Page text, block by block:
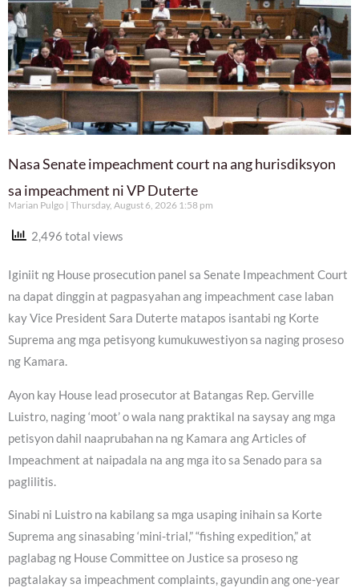
Nasa Senate impeachment court na ang hurisdiksyon
sa impeachment ni VP Duterte
Marian Pulgo Thursday, August 6, 2026 1:58 pm
2,496 total views
Iginiit ng House prosecution panel sa Senate Impeachment Court
na dapat dinggin at pagpasyahan ang impeachment case laban
kay Vice President Sara Duterte matapos isantabi ng Korte
Suprema ang mga petisyong kumukuwestiyon sa naging proseso
ng Kamara.
Ayon kay House lead prosecutor at Batangas Rep. Gerville
Luistro, naging ‘moot’ o wala nang praktikal na saysay ang mga
petisyon dahil naaprubahan na ng Kamara ang Articles of
Impeachment at naipadala na ang mga ito sa Senado para sa
paglilitis.
Sinabi ni Luistro na kabilang sa mga usaping inihain sa Korte
Suprema ang sinasabing ‘mini-trial,” “fishing expedition,” at
paglabag ng House Committee on Justice sa proseso ng
pagtalakay sa impeachment complaints, gayundin ang one-year